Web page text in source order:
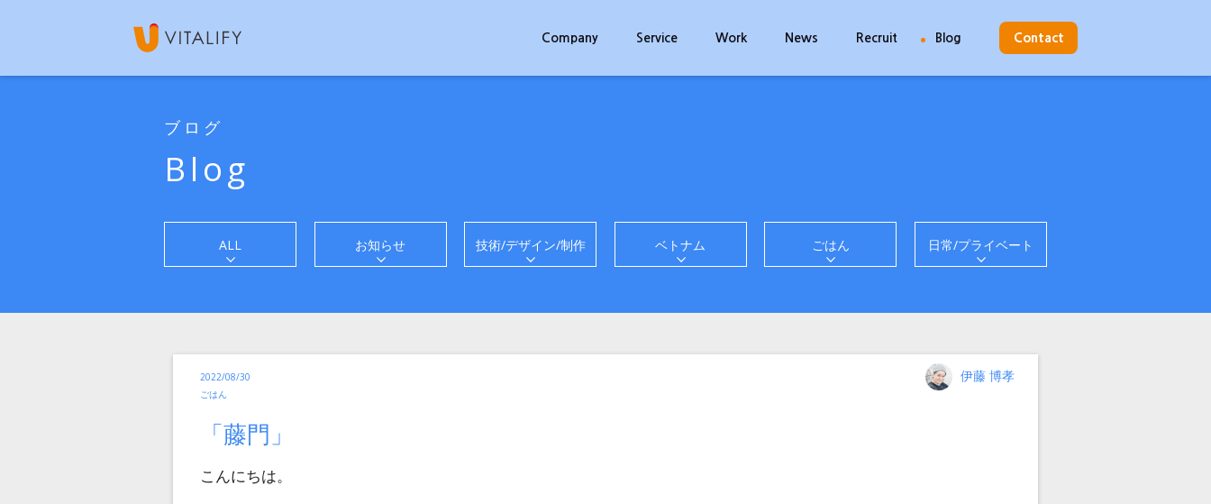
Company Service Work News Recruit Blog Contact
ブログ
Blog
ALL お知らせ 技術/デザイン/制作 ベトナム ごはん 日常/プライベート
投
稿
伊藤 博孝
投
稿
2022/08/30
カ
テ
ごはん
「藤門」
こんにちは。